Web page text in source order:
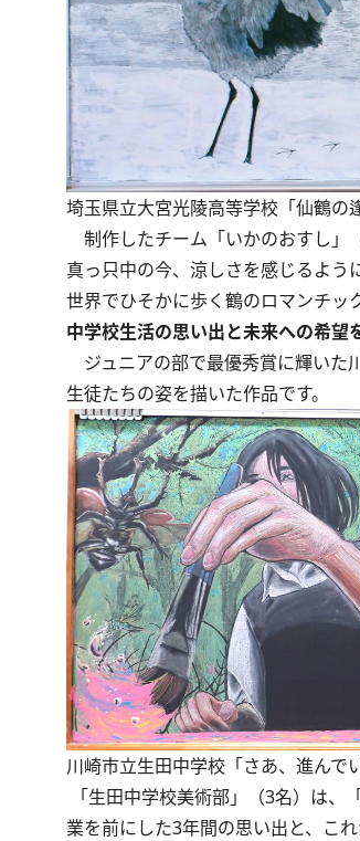
埼玉県立大宮光陵高等学校「仙鶴の
制作したチーム「いかのおすし」
真っ只中の今、涼しさを感じるよう
世界でひそかに歩く鶴のロマンチッ
中学校生活の思い出と未来への希望
ジュニアの部で最優秀賞に輝いた
生徒たちの姿を描いた作品です。
川崎市立生田中学校「さあ、進んで
「生田中学校美術部」（3名）は
業を前にした3年間の思い出と、こ